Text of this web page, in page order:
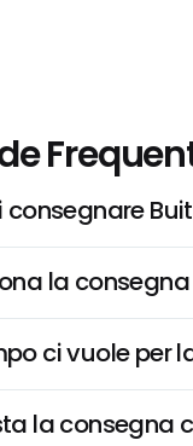
la
ci vuole per
la consegna